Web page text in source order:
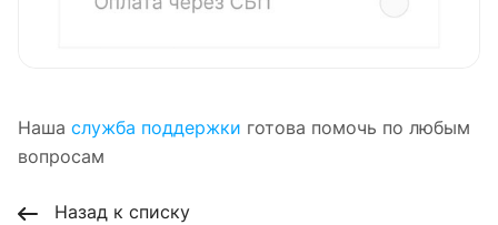
Наша служба поддержки готова помочь по любым
вопросам
Назад к списку